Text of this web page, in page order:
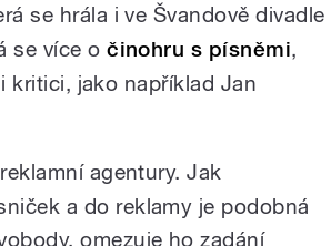
se hrála i ve Švandově divadle
se více o činohru s písněmi,
kritici, jako například Jan
agentury. Jak
a do reklamy je podobná
omezuje ho zadání